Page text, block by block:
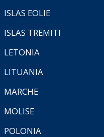
ISLAS EOLIE
ISLAS TREMITI
LETONIA
LITUANIA
MARCHE
MOLISE
POLONIA